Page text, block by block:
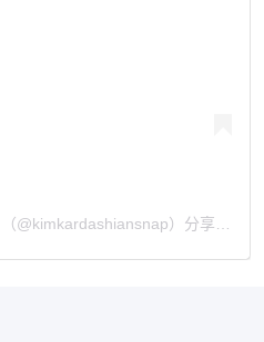
（@kimkardashiansnap）分享的貼文 於